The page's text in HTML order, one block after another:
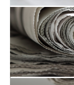
GREECE